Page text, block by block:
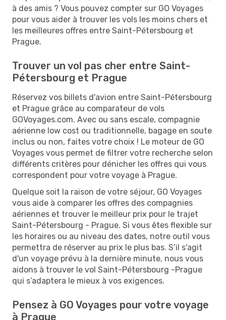
à des amis ? Vous pouvez compter sur GO Voyages
pour vous aider à trouver les vols les moins chers et
les meilleures offres entre Saint-Pétersbourg et
Prague.
Trouver un vol pas cher entre Saint-
Pétersbourg et Prague
Réservez vos billets d'avion entre Saint-Pétersbourg
et Prague grâce au comparateur de vols
GOVoyages.com. Avec ou sans escale, compagnie
aérienne low cost ou traditionnelle, bagage en soute
inclus ou non, faites votre choix ! Le moteur de GO
Voyages vous permet de filtrer votre recherche selon
différents critères pour dénicher les offres qui vous
correspondent pour votre voyage à Prague.
Quelque soit la raison de votre séjour, GO Voyages
vous aide à comparer les offres des compagnies
aériennes et trouver le meilleur prix pour le trajet
Saint-Pétersbourg - Prague. Si vous êtes flexible sur
les horaires ou au niveau des dates, notre outil vous
permettra de réserver au prix le plus bas. S’il s'agit
d'un voyage prévu à la dernière minute, nous vous
aidons à trouver le vol Saint-Pétersbourg -Prague
qui s’adaptera le mieux à vos exigences.
Pensez à GO Voyages pour votre voyage
à Prague